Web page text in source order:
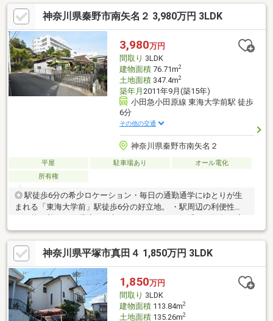
神奈川県秦野市南矢名２ 3,980万円 3LDK
3,980万円
間取り 3LDK
建物面積76.71m2
土地面積347.4m2
築年月 2011年9月(築15年)
小田急小田原線 東海大学前駅 徒歩
6分
その他の交通
神奈川県秦野市南矢名２
平屋 駐車場あり
オール電化
所有権
◎ 駅徒歩6分の希少ロケーション・毎日の通勤通学にゆとりが生
まれる「東海大学前」駅徒歩6分の好立地。 ・駅周辺の利便性
と、落ち着いた住環境を両立できるエリアです。◎ 100坪超の広
大な敷地 ・周辺でも珍しい347平米のゆとりある敷地。 ・ガーデ
ニングやBBQ、お子様のプール遊びなど、戸建てならではの夢が
広がります。◎ 平成23年築の美邸 ・建物はコンパクトながら機能
的な2LDK。・南向きで日当たりも良く、明るい陽射しが差し込む
リビングで家族団欒の時間を。
神奈川県平塚市真田４ 1,850万円 3LDK
1,850万円
間取り 3LDK
建物面積113.84m2
土地面積135.26m2